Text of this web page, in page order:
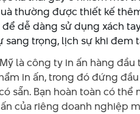
thường được thiết kế
dễ dàng sử dụng xách
sang trọng, lịch sự khi đem
là công ty in ấn hàng
in ấn, trong đó đứng
sẵn. Bạn hoàn toàn có
của riêng doanh nghiệp